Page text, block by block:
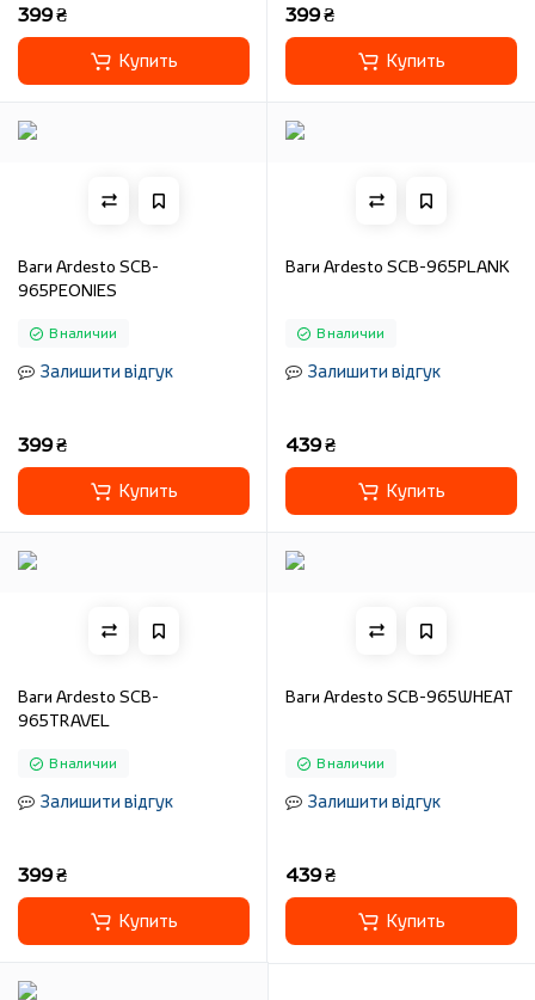
399 ₴
Купить
399 ₴
Купить
Ваги Ardesto SCB-
965PEONIES
В наличии
Залишити відгук
399 ₴
Купить
Ваги Ardesto SCB-965PLANK
В наличии
Залишити відгук
439 ₴
Купить
Ваги Ardesto SCB-
965TRAVEL
В наличии
Залишити відгук
399 ₴
Купить
Ваги Ardesto SCB-965WHEAT
В наличии
Залишити відгук
439 ₴
Купить